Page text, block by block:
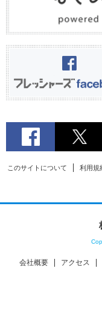
このサイトについて 利用規
会社概要 アクセス